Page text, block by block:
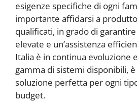
esigenze specifiche di ogni
importante affidarsi a
qualificati, in grado di
elevate e un’assistenza
Italia è in continua evoluzione
gamma di sistemi disponibili,
soluzione perfetta per ogni
budget.